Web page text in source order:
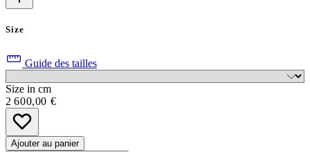
Size
Guide des tailles
Size in cm
2 600,00 €
Ajouter au panier